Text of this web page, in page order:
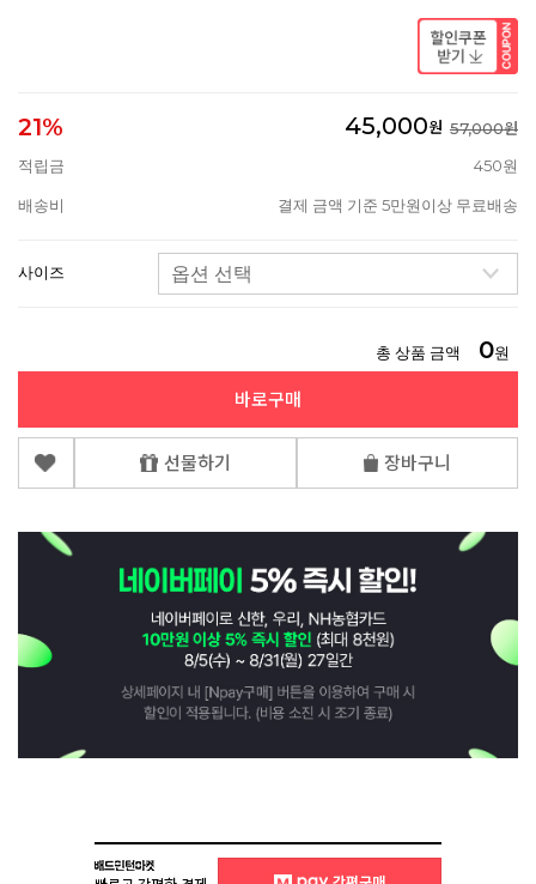
21% 45,000원 57,000원
적립금
450원
배송비 결제 금액 기준 5만원이상 무료배송
사이즈
총 상품 금액 0원
바로구매
선물하기 장바구니